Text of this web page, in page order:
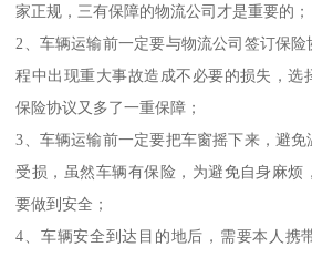
家正规，三有保障的物流公司才是重要的；
2、车辆运输前一定要与物流公司签订保
程中出现重大事故造成不必要的损失，选
保险协议又多了一重保障；
3、车辆运输前一定要把车窗摇下来，避
受损，虽然车辆有保险，为避免自身麻烦
要做到安全；
4、车辆安全到达目的地后，需要本人携